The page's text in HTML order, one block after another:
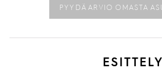
PYYDÄ ARVIO OMASTA
ESITTELY